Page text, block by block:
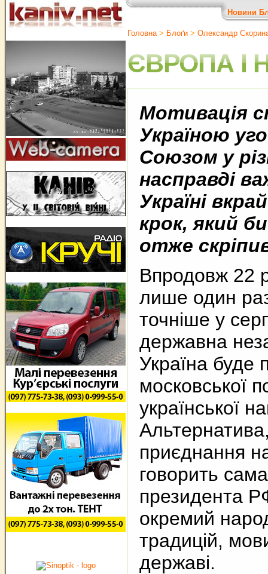
Новини
Головна> Блоґи > Олександр
ЄВРОПА І
Мотивація
Україною
Союзом у
насправді
Україні
крок, який би
отже
Впродовж 22
лише один
точніше у
державна
Україна буде
московської
української
приєднання
говорить
президента
окремий
традицій,
державі.